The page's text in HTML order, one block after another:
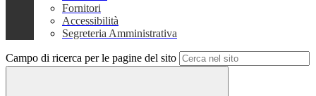
Fornitori
Accessibilità
Segreteria Amministrativa
Campo di ricerca per le pagine del sito